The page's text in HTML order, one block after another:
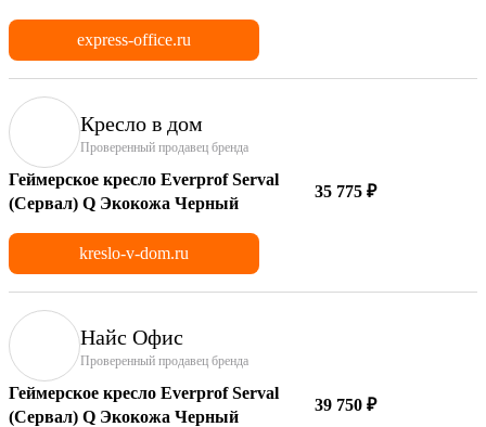
express-office.ru
Кресло в дом
Проверенный продавец бренда
Геймерское кресло Everprof Serval
(Сервал) Q Экокожа Черный
35 775 ₽
kreslo-v-dom.ru
Найс Офис
Проверенный продавец бренда
Геймерское кресло Everprof Serval
(Сервал) Q Экокожа Черный
39 750 ₽